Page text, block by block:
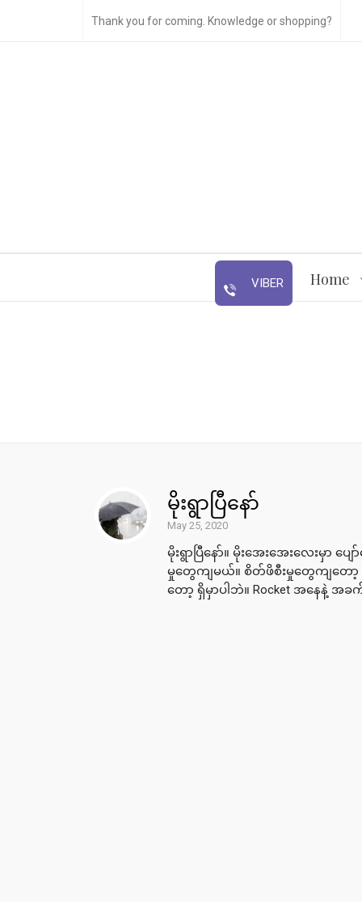
Thank you for coming. Knowledge or shopping?
VIBER Home
မိုးရွာပြီနော်
May 25, 2020
မိုးရွာပြီနော်။ မိုးအေးအေးလေးမှာ ပ
မှုတွေကျမယ်။ စိတ်ဖိစီးမှုတွေကျတော့ ပ
တော့ ရှိမှာပါဘဲ။ Rocket အနေနဲ့ အခ